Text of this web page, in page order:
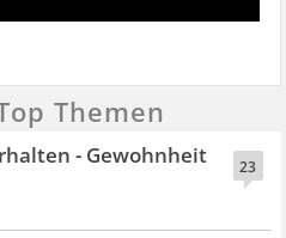
Themen
23
- Gewohnheit